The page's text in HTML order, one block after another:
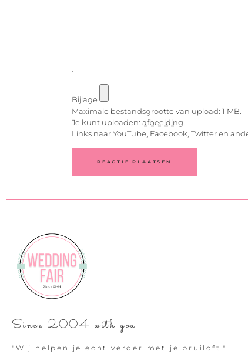
Bijlage
Maximale bestandsgrootte van upload: 1 MB.
Je kunt uploaden: afbeelding
Links naar YouTube, Facebook, Twitter en
Since 2004 with you
"Wij helpen je echt verder met je bruiloft."